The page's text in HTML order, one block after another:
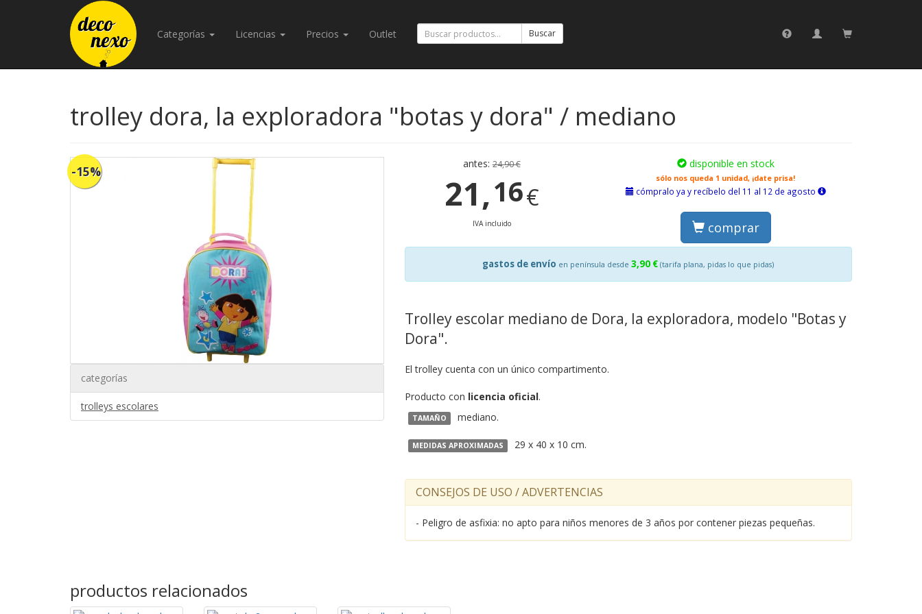
Categorías Licencias Precios Outlet Buscar
trolley dora, la exploradora "botas y dora" / mediano
-15%
categorías
trolleys escolares
antes:24,90 €
21,16€
IVA incluido
disponible en stock
sólo nos queda 1 unidad, ¡date prisa!
cómpralo ya y recíbelo del 11 al 12 de agosto
comprar
gastos de envío en península desde 3,90 € (tarifa plana, pidas lo que pidas)
Trolley escolar mediano de Dora, la exploradora, modelo "Botas y
Dora".
El trolley cuenta con un único compartimento.
Producto con licencia oficial.
TAMAÑO mediano.
MEDIDAS APROXIMADAS 29 x 40 x 10 cm.
CONSEJOS DE USO / ADVERTENCIAS
- Peligro de asfixia: no apto para niños menores de 3 años por contener piezas pequeñas.
productos relacionados